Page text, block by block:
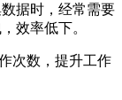
据时，经常需要
效率低下。
次数，提升工作